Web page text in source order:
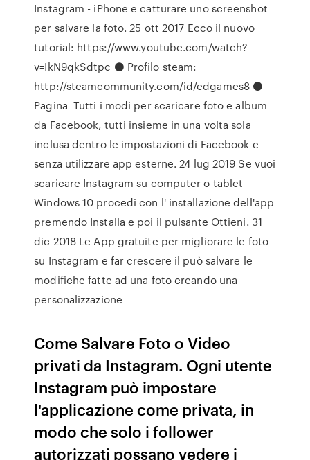
Instagram - iPhone e catturare uno screenshot
per salvare la foto. 25 ott 2017 Ecco il nuovo
tutorial: https://www.youtube.com/watch?
v=IkN9qkSdtpc ⚫ Profilo steam:
http://steamcommunity.com/id/edgames8 ⚫
Pagina Tutti i modi per scaricare foto e album
da Facebook, tutti insieme in una volta sola
inclusa dentro le impostazioni di Facebook e
senza utilizzare app esterne. 24 lug 2019 Se vuoi
scaricare Instagram su computer o tablet
Windows 10 procedi con l' installazione dell'app
premendo Installa e poi il pulsante Ottieni. 31
dic 2018 Le App gratuite per migliorare le foto
su Instagram e far crescere il può salvare le
modifiche fatte ad una foto creando una
personalizzazione
Come Salvare Foto o Video
privati da Instagram. Ogni utente
Instagram può impostare
l'applicazione come privata, in
modo che solo i follower
autorizzati possano vedere i